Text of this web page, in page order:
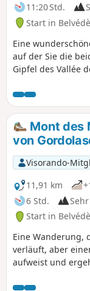
11:20 Std.
Start in
Eine
auf der Sie die
Gipfel des Vallée
Capelet und den
den Pas de
können Sie
beobachten.
Mont des
von
Visorando-
11,91 km
6 Std.
Start in
Eine Wanderung,
verläuft, aber
aufweist und
der Täler